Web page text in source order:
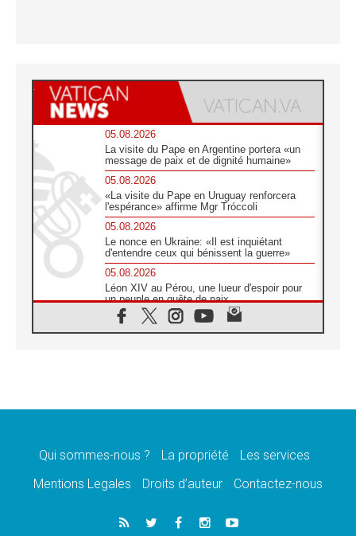
05.08.2026
La visite du Pape en Argentine portera «un
message de paix et de dignité humaine»
05.08.2026
«La visite du Pape en Uruguay renforcera
l'espérance» affirme Mgr Tróccoli
05.08.2026
Le nonce en Ukraine: «Il est inquiétant
d'entendre ceux qui bénissent la guerre»
05.08.2026
Léon XIV au Pérou, une lueur d'espoir pour
un peuple en quête de paix
05.08.2026
SCEAM: L'Église en Afrique vers
en Argentine et au Pérou
Audience générale: la prière est un acte
04.08.2026
Léon XIV invite les Chevaliers de Colomb à
Qui sommes-nous ? La propriété
Les services
Mentions Legales
Droits d’auteur Contactez-nous